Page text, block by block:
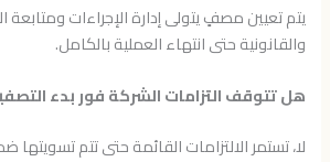
يتم تعيين مصفٍ يتولى إدارة الإجراءات ومتابعة
والقانونية حتى انتهاء العملية بالكامل.
هل تتوقف التزامات الشركة فور بدء
لا، تستمر الالتزامات القائمة حتى تتم تسويتها